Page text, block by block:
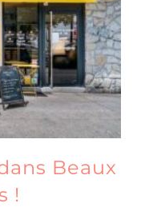
Beaux
!